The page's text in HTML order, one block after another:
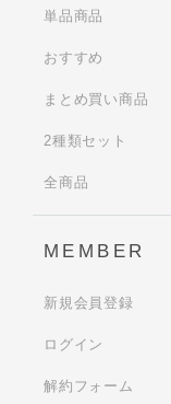
単品商品
おすすめ
まとめ買い商品
2種類セット
全商品
MEMBER
新規会員登録
ログイン
解約フォーム